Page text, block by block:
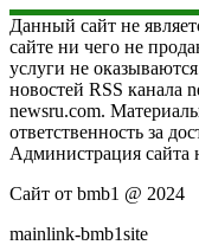
Данный сайт не
сайте ни чего не
услуги не
новостей RSS канала
newsru.com.
ответственность за
Администрация сайта
Сайт от bmb1 @ 2024
mainlink-bmb1site